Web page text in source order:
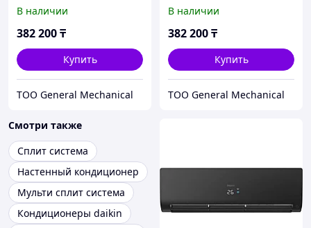
кондиционер серии Flexis
Super Match HAIER
В наличии
382 200₸
Купить
ТОО General Mechanical
кондиционер серии Flexis
Super Match HAIER
В наличии
382 200₸
Купить
ТОО General Mechanical
Смотри также
Сплит система
Настенный кондиционер
Мульти сплит система
Кондиционеры daikin